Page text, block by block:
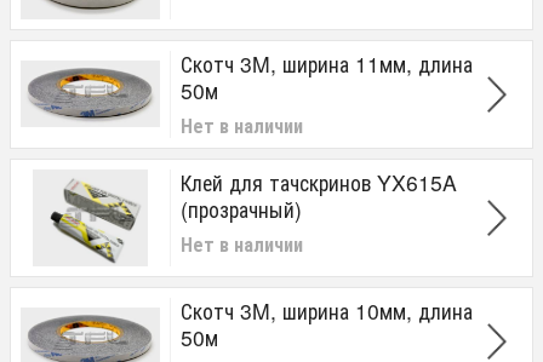
Скотч 3M, ширина 11мм, длина
50м
Нет в наличии
Клей для тачскринов YX615A
(прозрачный)
Нет в наличии
Скотч 3M, ширина 10мм, длина
50м